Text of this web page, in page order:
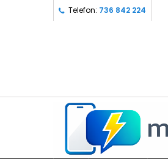
Telefon: 736 842 224